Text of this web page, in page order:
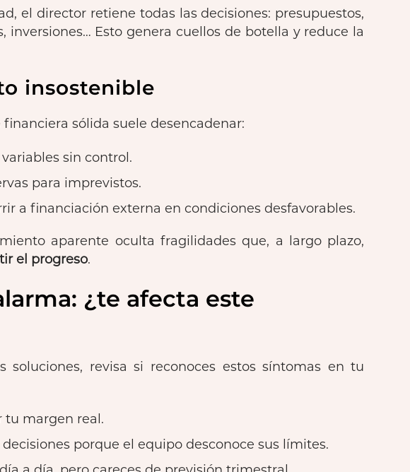
el director retiene todas las decisiones: presupuestos,
inversiones… Esto genera cuellos de botella y reduce la
insostenible
financiera sólida suele desencadenar:
sin control.
para imprevistos.
a financiación externa en condiciones desfavorables.
aparente oculta fragilidades que, a largo plazo,
el progreso.
¿te afecta este
soluciones, revisa si reconoces estos síntomas en tu
tu margen real.
porque el equipo desconoce sus límites.